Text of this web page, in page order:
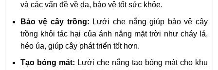
và các vấn đề về da, bảo vệ tốt sức khỏe.
Bảo vệ cây trồng: Lưới che nắng giúp bảo vệ cây
trồng khỏi tác hại của ánh nắng mặt trời như cháy lá,
héo úa, giúp cây phát triển tốt hơn.
Tạo bóng mát: Lưới che nắng tạo bóng mát cho khu